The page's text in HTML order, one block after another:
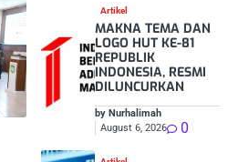
Artikel
MAKNA TEMA DAN
LOGO HUT KE-81
REPUBLIK
INDONESIA, RESMI
DILUNCURKAN
by Nurhalimah
August 6, 2026
0